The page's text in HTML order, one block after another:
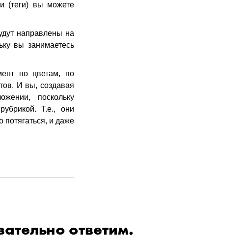
(теги) вы можете
направлены на
вы занимаетесь
по цветам, по
И вы, создавая
поскольку
Т.е., они
и даже
ответим.